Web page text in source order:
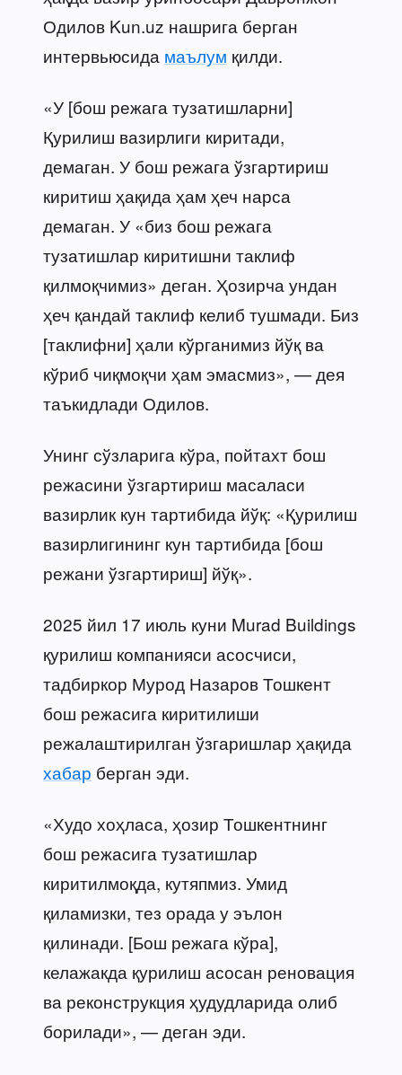
Одилов Kun.uz нашрига берган
интервьюсида маълум қилди.
«У [бош режага тузатишларни]
Қурилиш вазирлиги киритади,
демаган. У бош режага ўзгартириш
киритиш ҳақида ҳам ҳеч нарса
демаган. У «биз бош режага
тузатишлар киритишни таклиф
қилмоқчимиз» деган. Ҳозирча ундан
ҳеч қандай таклиф келиб тушмади. Биз
[таклифни] ҳали кўрганимиз йўқ ва
кўриб чиқмоқчи ҳам эмасмиз», — дея
таъкидлади Одилов.
Унинг сўзларига кўра, пойтахт бош
режасини ўзгартириш масаласи
вазирлик кун тартибида йўқ: «Қурилиш
вазирлигининг кун тартибида [бош
режани ўзгартириш] йўқ».
2025 йил 17 июль куни Murad Buildings
қурилиш компанияси асосчиси,
тадбиркор Мурод Назаров Тошкент
бош режасига киритилиши
режалаштирилган ўзгаришлар ҳақида
хабар берган эди.
«Худо хоҳласа, ҳозир Тошкентнинг
бош режасига тузатишлар
киритилмоқда, кутяпмиз. Умид
қиламизки, тез орада у эълон
қилинади. [Бош режага кўра],
келажакда қурилиш асосан реновация
ва реконструкция ҳудудларида олиб
борилади», — деган эди.